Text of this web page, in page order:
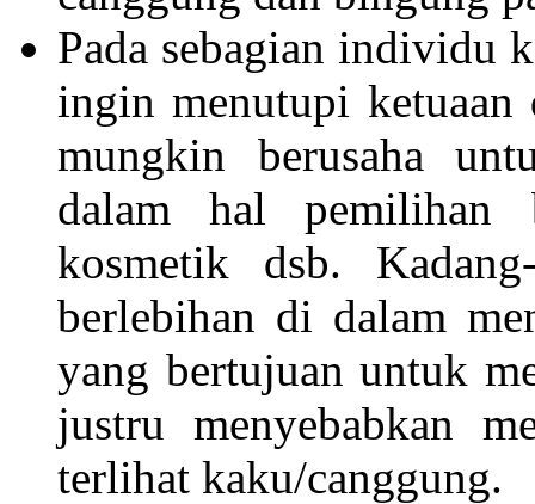
Pada sebagian individu
ingin menutupi ketuaan
mungkin berusaha
dalam hal pemilihan
kosmetik dsb.
berlebihan di dalam
yang bertujuan untuk
justru menyebabkan
terlihat kaku/canggung.